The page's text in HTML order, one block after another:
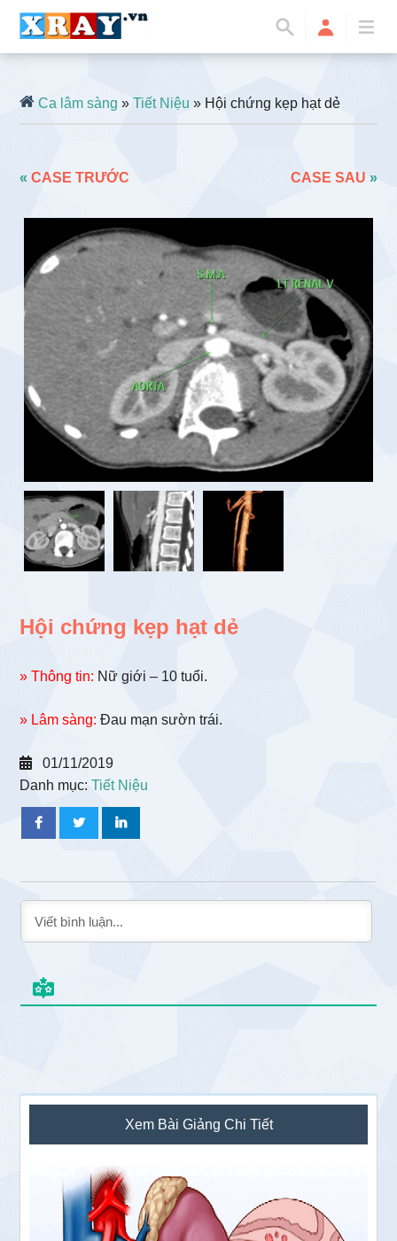
Ca lâm sàng »Tiết Niệu » Hội chứng kẹp hạt dẻ
«CASE TRƯỚC CASE SAU »
Hội chứng kẹp hạt dẻ
» Thông tin: Nữ giới – 10 tuổi.
» Lâm sàng: Đau mạn sườn trái.
01/11/2019
Danh mục:Tiết Niệu
Sidebar
chính
Xem Bài Giảng Chi Tiết